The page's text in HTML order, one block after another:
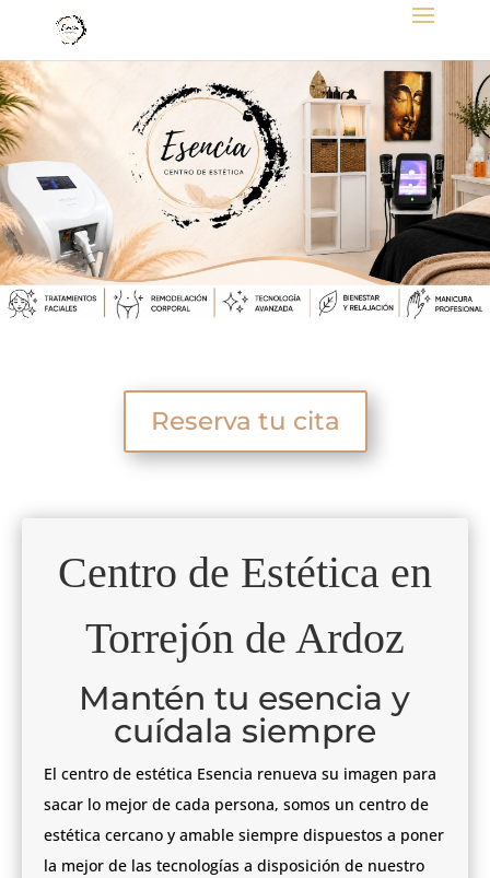
Reserva tu cita
Centro de Estética en
Torrejón de Ardoz
Mantén tu esencia y
cuídala siempre
El centro de estética Esencia renueva su imagen para
sacar lo mejor de cada persona, somos un centro de
estética cercano y amable siempre dispuestos a poner
la mejor de las tecnologías a disposición de nuestro